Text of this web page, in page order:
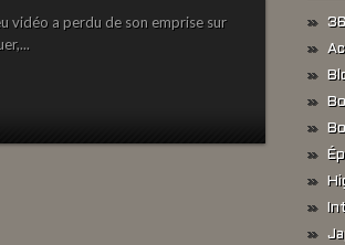
vidéo a perdu de son emprise sur